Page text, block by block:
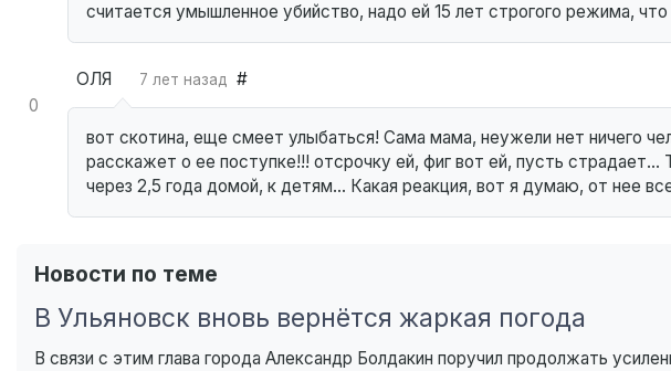
считается умышленное убийство, надо ей 15 лет строгого режима,
0
ОЛЯ 7 лет назад #
вот скотина, еще смеет улыбаться! Сама мама, неужели нет ничего
расскажет о ее поступке!!! отсрочку ей, фиг вот ей, пусть страдает…
через 2,5 года домой, к детям… Какая реакция, вот я думаю, от нее
Новости по теме
В Ульяновск вновь вернётся жаркая погода
В связи с этим глава города Александр Болдакин поручил продолжать